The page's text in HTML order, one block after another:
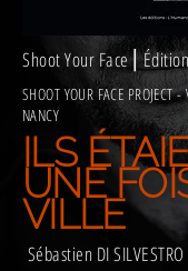
Shoot Your Face
SHOOT YOUR FACE PROJECT
NANCY
ILS
UNE
VILLE
Sébastien DI SILVESTRO